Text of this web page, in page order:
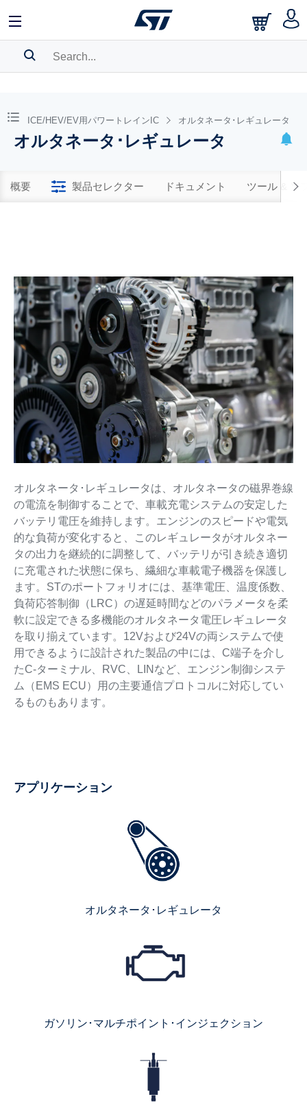
BOOKMARK
Pleaselog into show your saved searches.
ICE/HEV/EV用パワートレインIC オルタネータ･レギュレータ
オルタネータ･レギュレータ
概要 製品セレクター ドキュメント ツール & ソ
オルタネータ･レギュレータは、オルタネータの磁界巻線
の電流を制御することで、車載充電システムの安定した
バッテリ電圧を維持します。エンジンのスピードや電気
的な負荷が変化すると、このレギュレータがオルタネー
タの出力を継続的に調整して、バッテリが引き続き適切
に充電された状態に保ち、繊細な車載電子機器を保護し
ます。STのポートフォリオには、基準電圧、温度係数、
負荷応答制御（LRC）の遅延時間などのパラメータを柔
軟に設定できる多機能のオルタネータ電圧レギュレータ
を取り揃えています。12Vおよび24Vの両システムで使
用できるように設計された製品の中には、C端子を介し
たC-ターミナル、RVC、LINなど、エンジン制御システ
ム（EMS ECU）用の主要通信プロトコルに対応してい
るものもあります。
アプリケーション
オルタネータ･レギュレータ
ガソリン･マルチポイント･インジェクション